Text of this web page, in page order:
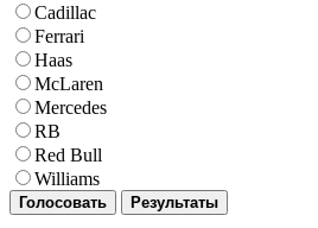
Cadillac
Ferrari
Haas
McLaren
Mercedes
RB
Red Bull
Williams
Голосовать Результаты